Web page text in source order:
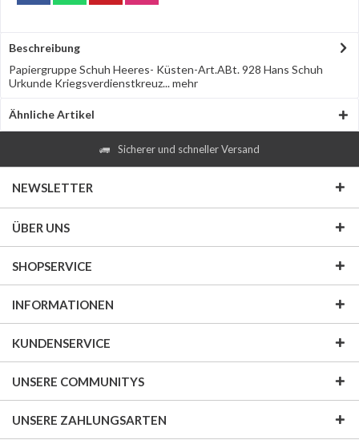
Beschreibung
Papiergruppe Schuh Heeres- Küsten-Art.ABt. 928 Hans Schuh
Urkunde Kriegsverdienstkreuz...mehr
Ähnliche Artikel
Sicherer und schneller Versand
NEWSLETTER
ÜBER UNS
SHOPSERVICE
INFORMATIONEN
KUNDENSERVICE
UNSERE COMMUNITYS
UNSERE ZAHLUNGSARTEN